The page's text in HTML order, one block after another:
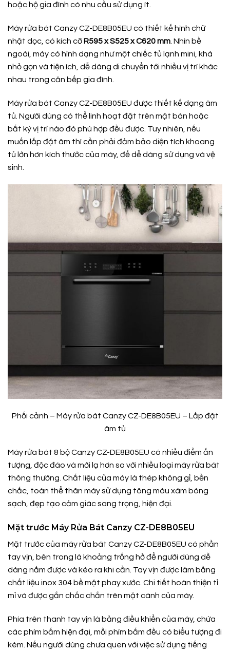
hoặc hộ gia đình có nhu cầu sử dụng ít.
Máy rửa bát Canzy CZ-DE8B05EU có thiết kế hình chữ
nhật dọc, có kích cỡ R595 x S525 x C620 mm . Nhìn bề
ngoài, máy có hình dạng như một chiếc tủ lạnh mini, khá
nhỏ gọn và tiện ích, dễ dàng di chuyển tới nhiều vị trí khác
nhau trong căn bếp gia đình.
Máy rửa bát Canzy CZ-DE8B05EU được thiết kế dạng âm
tủ. Người dùng có thể linh hoạt đặt trên mặt bàn hoặc
bất kỳ vị trí nào đó phù hợp đều được. Tuy nhiên, nếu
muốn lắp đặt âm thì cần phải đảm bảo diện tích khoang
tủ lớn hơn kích thước của máy, để dễ dàng sử dụng và vệ
sinh.
Phối cảnh – Máy rửa bát Canzy CZ-DE8B05EU – Lắp đặt
âm tủ
Máy rửa bát 8 bộ Canzy CZ-DE8B05EU có nhiều điểm ấn
tượng, độc đáo và mới lạ hơn so với nhiều loại máy rửa bát
thông thường. Chất liệu của máy là thép không gỉ, bền
chắc, toàn thể thân máy sử dụng tông màu xám bóng
sạch, đẹp tạo cảm giác sang trọng, hiện đại.
Mặt trước Máy Rửa Bát Canzy CZ-DE8B05EU
Mặt trước của máy rửa bát Canzy CZ-DE8B05EU có phần
tay vịn, bên trong là khoảng trống hở để người dùng dễ
dàng nắm được và kéo ra khi cần. Tay vịn được làm bằng
chất liệu inox 304 bề mặt phay xước. Chi tiết hoàn thiện tỉ
mỉ và được gắn chắc chắn trên mặt cánh của máy.
Phía trên thanh tay vịn là bảng điều khiển của máy, chứa
các phím bấm hiện đại, mỗi phím bấm đều có biểu tượng đi
kèm. Nếu người dùng chưa quen với việc sử dụng tiếng